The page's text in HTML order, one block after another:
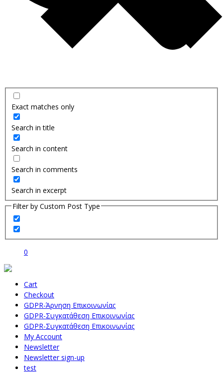
Exact matches only
Search in title
Search in content
Search in comments
Search in excerpt
Filter by Custom Post Type
0
Cart
Checkout
GDPR-Άρνηση Επικοινωνίας
GDPR-Συγκατάθεση Επικοινωνίας
GDPR-Συγκατάθεση Επικοινωνίας
My Account
Newsletter
Newsletter sign-up
test